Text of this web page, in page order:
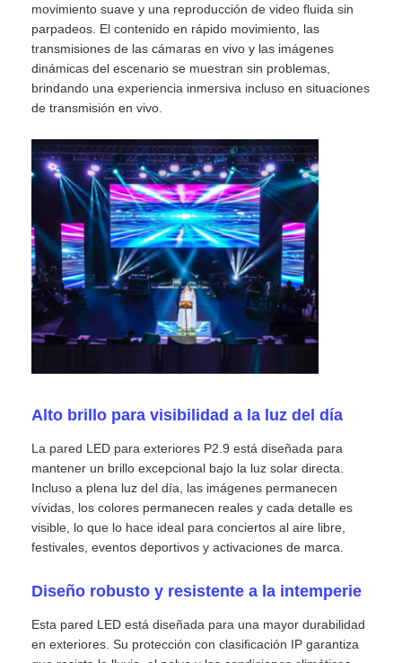
Visita a la fábrica
Control de calidad
Contacta con nosotros
Noticias
Casos
Solicitar una cita
pantalla LED
Pantalla del concierto LED
Alquiler de pantallas LED de escenario
Muro de video LED LED
Pantalla LED transparente
movimiento suave y una reproducción de video fluida sin
parpadeos. El contenido en rápido movimiento, las
transmisiones de las cámaras en vivo y las imágenes
dinámicas del escenario se muestran sin problemas,
brindando una experiencia inmersiva incluso en situaciones
de transmisión en vivo.
Alto brillo para visibilidad a la luz del día
La pared LED para exteriores P2.9 está diseñada para
mantener un brillo excepcional bajo la luz solar directa.
Incluso a plena luz del día, las imágenes permanecen
vívidas, los colores permanecen reales y cada detalle es
visible, lo que lo hace ideal para conciertos al aire libre,
festivales, eventos deportivos y activaciones de marca.
Diseño robusto y resistente a la intemperie
Esta pared LED está diseñada para una mayor durabilidad
en exteriores. Su protección con clasificación IP garantiza